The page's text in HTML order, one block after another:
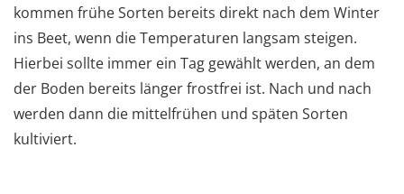
kommen frühe Sorten bereits direkt nach dem Winter
ins Beet, wenn die Temperaturen langsam steigen.
Hierbei sollte immer ein Tag gewählt werden, an dem
der Boden bereits länger frostfrei ist. Nach und nach
werden dann die mittelfrühen und späten Sorten
kultiviert.